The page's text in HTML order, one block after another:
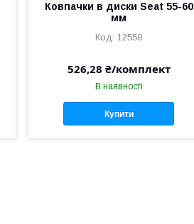
Ковпачки в диски Seat 55-60
мм
12558
526,28 ₴/комплект
В наявності
Купити